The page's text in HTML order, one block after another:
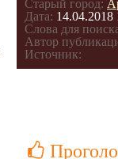
Старый город:
Дата: 14.04.2018
Слова для
Автор
Источник: